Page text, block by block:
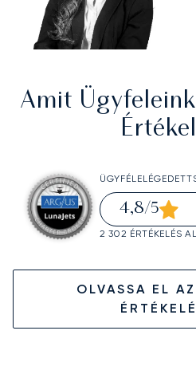
Amit
4,8/5
2 302 ÉRTÉKELÉS
OLVASSA EL